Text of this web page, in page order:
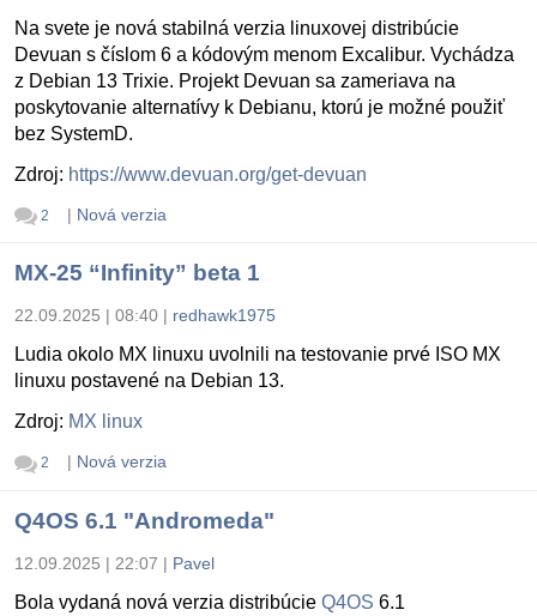
Na svete je nová stabilná verzia linuxovej distribúcie
Devuan s číslom 6 a kódovým menom Excalibur. Vychádza
z Debian 13 Trixie. Projekt Devuan sa zameriava na
poskytovanie alternatívy k Debianu, ktorú je možné použiť
bez SystemD.
Zdroj: https://www.devuan.org/get-devuan
2 | Nová verzia
MX-25 “Infinity” beta 1
22.09.2025 | 08:40 | redhawk1975
Ludia okolo MX linuxu uvolnili na testovanie prvé ISO MX
linuxu postavené na Debian 13.
Zdroj: MX linux
2 | Nová verzia
Q4OS 6.1 "Andromeda"
12.09.2025 | 22:07 | Pavel
Bola vydaná nová verzia distribúcie Q4OS 6.1